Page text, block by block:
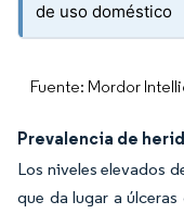
de uso doméstico
Fuente: Mordor
Prevalencia de
Los niveles elevados
que da lugar a